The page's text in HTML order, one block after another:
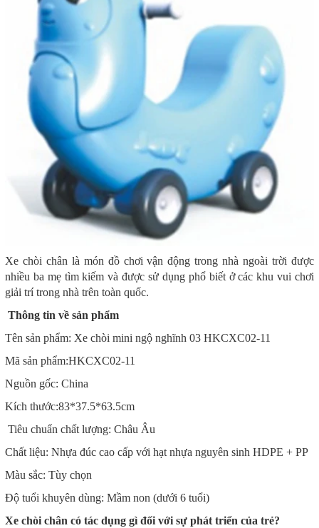
Xe chòi chân là món đồ chơi vận động trong nhà ngoài trời được
nhiều ba mẹ tìm kiếm và được sử dụng phổ biết ở các khu vui chơi
giải trí trong nhà trên toàn quốc.
Thông tin về sản phẩm
Tên sản phẩm: Xe chòi mini ngộ nghĩnh 03 HKCXC02-11
Mã sản phẩm:HKCXC02-11
Nguồn gốc: China
Kích thước:83*37.5*63.5cm
Tiêu chuẩn chất lượng: Châu Âu
Chất liệu: Nhựa đúc cao cấp với hạt nhựa nguyên sinh HDPE + PP
Màu sắc: Tùy chọn
Độ tuổi khuyên dùng: Mầm non (dưới 6 tuổi)
Xe chòi chân có tác dụng gì đối với sự phát triển của trẻ?